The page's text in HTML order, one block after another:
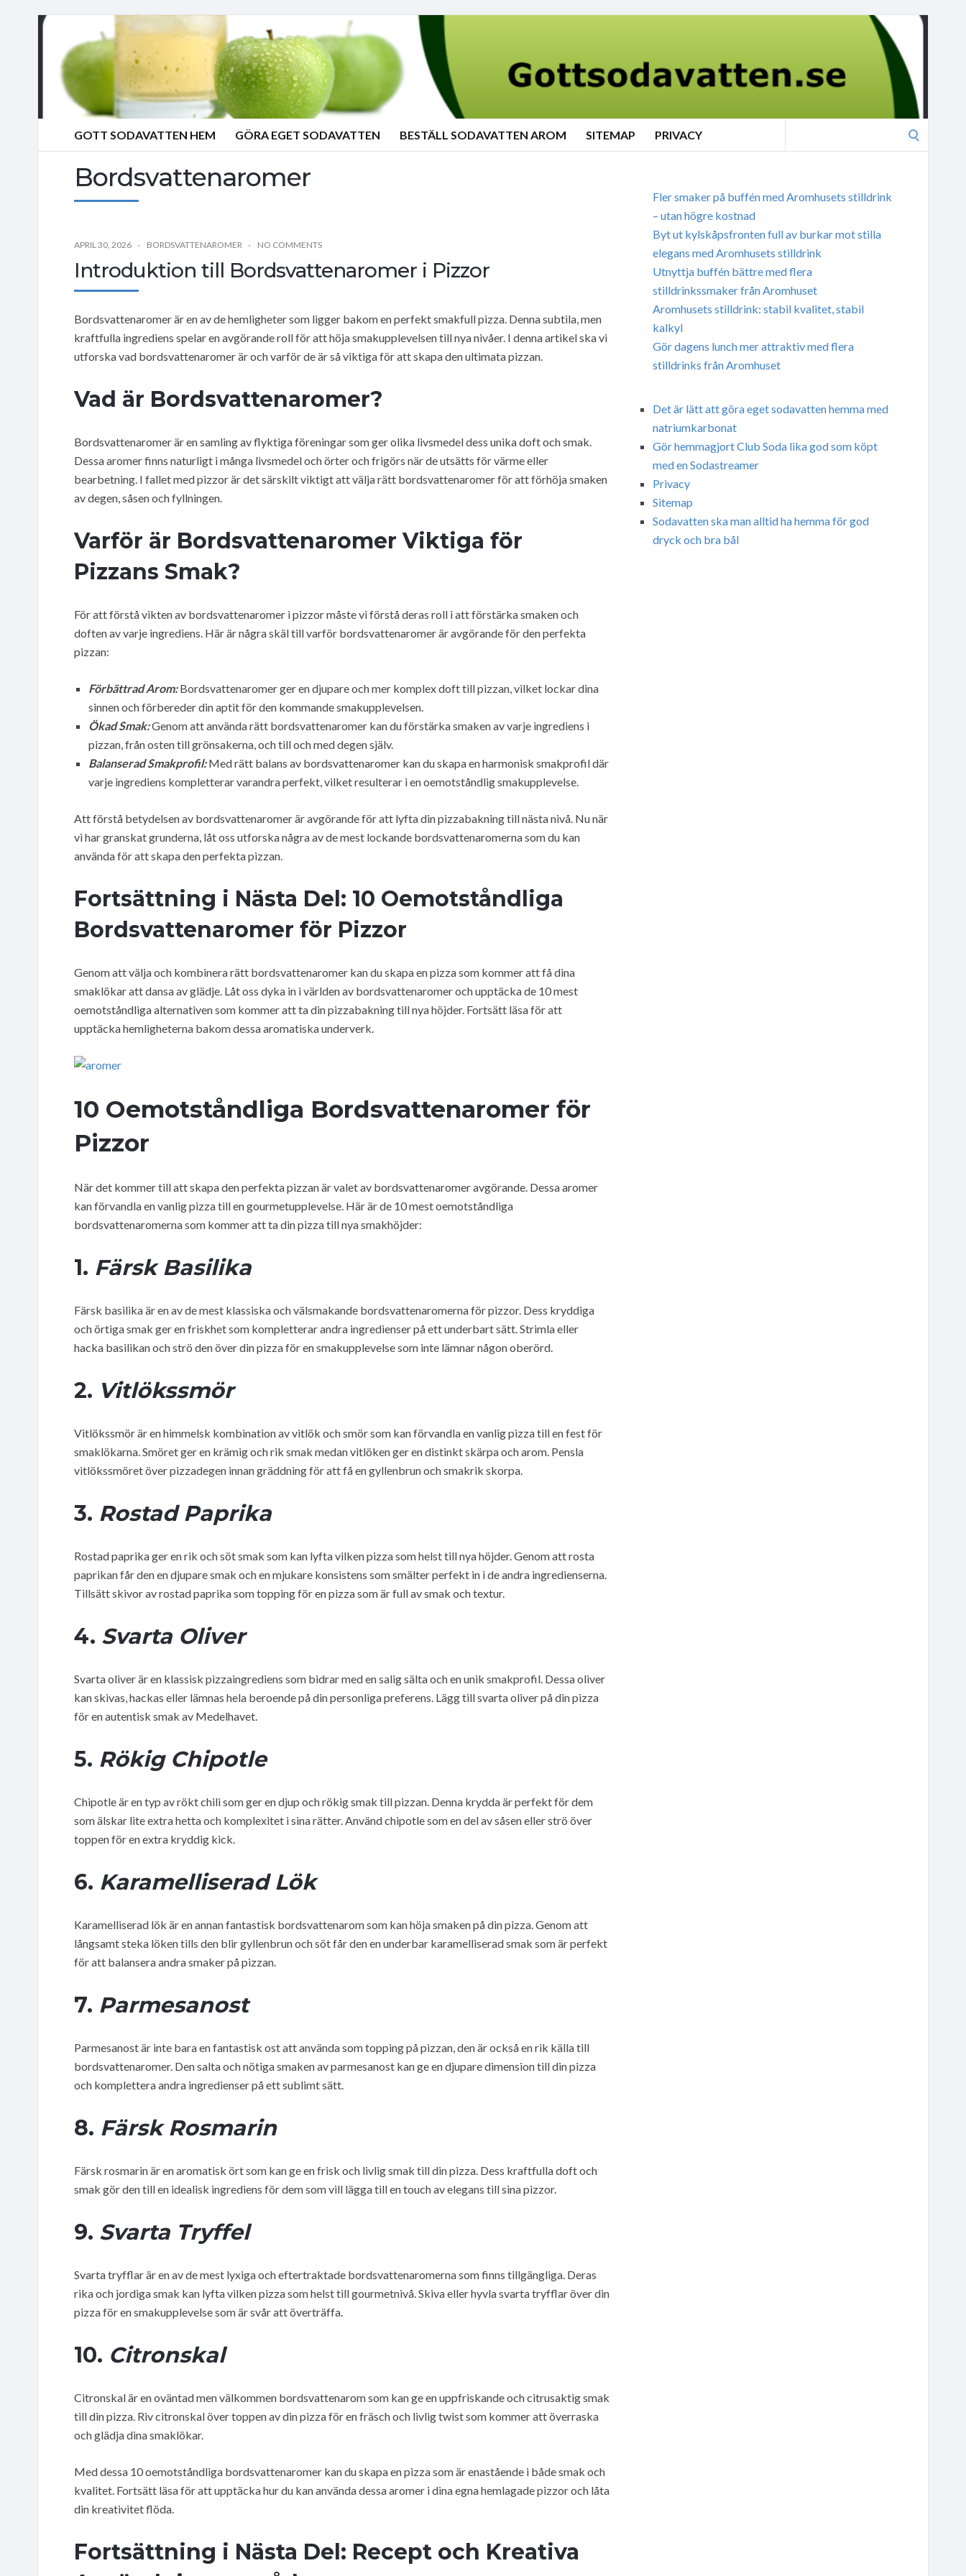
GOTT SODAVATTEN HEM GÖRA EGET SODAVATTEN BESTÄLL SODAVATTEN AROM SITEMAP PRIVACY
Bordsvattenaromer
APRIL 30, 2026 BORDSVATTENAROMER NO COMMENTS
Introduktion till Bordsvattenaromer i Pizzor
Bordsvattenaromer är en av de hemligheter som ligger bakom en perfekt smakfull pizza. Denna subtila, men
kraftfulla ingrediens spelar en avgörande roll för att höja smakupplevelsen till nya nivåer. I denna artikel ska vi
utforska vad bordsvattenaromer är och varför de är så viktiga för att skapa den ultimata pizzan.
Vad är Bordsvattenaromer?
Bordsvattenaromer är en samling av flyktiga föreningar som ger olika livsmedel dess unika doft och smak.
Dessa aromer finns naturligt i många livsmedel och örter och frigörs när de utsätts för värme eller
bearbetning. I fallet med pizzor är det särskilt viktigt att välja rätt bordsvattenaromer för att förhöja smaken
av degen, såsen och fyllningen.
Varför är Bordsvattenaromer Viktiga för
Pizzans Smak?
För att förstå vikten av bordsvattenaromer i pizzor måste vi förstå deras roll i att förstärka smaken och
doften av varje ingrediens. Här är några skäl till varför bordsvattenaromer är avgörande för den perfekta
pizzan:
Förbättrad Arom:Bordsvattenaromer ger en djupare och mer komplex doft till pizzan, vilket lockar dina
sinnen och förbereder din aptit för den kommande smakupplevelsen.
Ökad Smak:Genom att använda rätt bordsvattenaromer kan du förstärka smaken av varje ingrediens i
pizzan, från osten till grönsakerna, och till och med degen själv.
Balanserad Smakprofil:Med rätt balans av bordsvattenaromer kan du skapa en harmonisk smakprofil där
varje ingrediens kompletterar varandra perfekt, vilket resulterar i en oemotståndlig smakupplevelse.
Att förstå betydelsen av bordsvattenaromer är avgörande för att lyfta din pizzabakning till nästa nivå. Nu när
vi har granskat grunderna, låt oss utforska några av de mest lockande bordsvattenaromerna som du kan
använda för att skapa den perfekta pizzan.
Fortsättning i Nästa Del: 10 Oemotståndliga
Bordsvattenaromer för Pizzor
Genom att välja och kombinera rätt bordsvattenaromer kan du skapa en pizza som kommer att få dina
smaklökar att dansa av glädje. Låt oss dyka in i världen av bordsvattenaromer och upptäcka de 10 mest
oemotståndliga alternativen som kommer att ta din pizzabakning till nya höjder. Fortsätt läsa för att
upptäcka hemligheterna bakom dessa aromatiska underverk.
10 Oemotståndliga Bordsvattenaromer för
Pizzor
När det kommer till att skapa den perfekta pizzan är valet av bordsvattenaromer avgörande. Dessa aromer
kan förvandla en vanlig pizza till en gourmetupplevelse. Här är de 10 mest oemotståndliga
bordsvattenaromerna som kommer att ta din pizza till nya smakhöjder:
1. Färsk Basilika
Färsk basilika är en av de mest klassiska och välsmakande bordsvattenaromerna för pizzor. Dess kryddiga
och örtiga smak ger en friskhet som kompletterar andra ingredienser på ett underbart sätt. Strimla eller
hacka basilikan och strö den över din pizza för en smakupplevelse som inte lämnar någon oberörd.
2. Vitlökssmör
Vitlökssmör är en himmelsk kombination av vitlök och smör som kan förvandla en vanlig pizza till en fest för
smaklökarna. Smöret ger en krämig och rik smak medan vitlöken ger en distinkt skärpa och arom. Pensla
vitlökssmöret över pizzadegen innan gräddning för att få en gyllenbrun och smakrik skorpa.
3. Rostad Paprika
Rostad paprika ger en rik och söt smak som kan lyfta vilken pizza som helst till nya höjder. Genom att rosta
paprikan får den en djupare smak och en mjukare konsistens som smälter perfekt in i de andra ingredienserna.
Tillsätt skivor av rostad paprika som topping för en pizza som är full av smak och textur.
4. Svarta Oliver
Svarta oliver är en klassisk pizzaingrediens som bidrar med en salig sälta och en unik smakprofil. Dessa oliver
kan skivas, hackas eller lämnas hela beroende på din personliga preferens. Lägg till svarta oliver på din pizza
för en autentisk smak av Medelhavet.
5. Rökig Chipotle
Chipotle är en typ av rökt chili som ger en djup och rökig smak till pizzan. Denna krydda är perfekt för dem
som älskar lite extra hetta och komplexitet i sina rätter. Använd chipotle som en del av såsen eller strö över
toppen för en extra kryddig kick.
6. Karamelliserad Lök
Karamelliserad lök är en annan fantastisk bordsvattenarom som kan höja smaken på din pizza. Genom att
långsamt steka löken tills den blir gyllenbrun och söt får den en underbar karamelliserad smak som är perfekt
för att balansera andra smaker på pizzan.
7. Parmesanost
Parmesanost är inte bara en fantastisk ost att använda som topping på pizzan, den är också en rik källa till
bordsvattenaromer. Den salta och nötiga smaken av parmesanost kan ge en djupare dimension till din pizza
och komplettera andra ingredienser på ett sublimt sätt.
8. Färsk Rosmarin
Färsk rosmarin är en aromatisk ört som kan ge en frisk och livlig smak till din pizza. Dess kraftfulla doft och
smak gör den till en idealisk ingrediens för dem som vill lägga till en touch av elegans till sina pizzor.
9. Svarta Tryffel
Svarta tryfflar är en av de mest lyxiga och eftertraktade bordsvattenaromerna som finns tillgängliga. Deras
rika och jordiga smak kan lyfta vilken pizza som helst till gourmetnivå. Skiva eller hyvla svarta tryfflar över din
pizza för en smakupplevelse som är svår att överträffa.
10. Citronskal
Citronskal är en oväntad men välkommen bordsvattenarom som kan ge en uppfriskande och citrusaktig smak
till din pizza. Riv citronskal över toppen av din pizza för en fräsch och livlig twist som kommer att överraska
och glädja dina smaklökar.
Med dessa 10 oemotståndliga bordsvattenaromer kan du skapa en pizza som är enastående i både smak och
kvalitet. Fortsätt läsa för att upptäcka hur du kan använda dessa aromer i dina egna hemlagade pizzor och låta
din kreativitet flöda.
Fortsättning i Nästa Del: Recept och Kreativa
Fler smaker på buffén med Aromhusets stilldrink
– utan högre kostnad
Byt ut kylskåpsfronten full av burkar mot stilla
elegans med Aromhusets stilldrink
Utnyttja buffén bättre med flera
stilldrinkssmaker från Aromhuset
Aromhusets stilldrink: stabil kvalitet, stabil
kalkyl
Gör dagens lunch mer attraktiv med flera
stilldrinks från Aromhuset
Det är lätt att göra eget sodavatten hemma med
natriumkarbonat
Gör hemmagjort Club Soda lika god som köpt
med en Sodastreamer
Privacy
Sitemap
Sodavatten ska man alltid ha hemma för god
dryck och bra bål